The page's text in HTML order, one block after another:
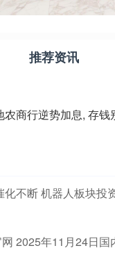
推荐资讯
商行逆势加息, 存钱
化不断 机器人板块投
2025年11月24日国